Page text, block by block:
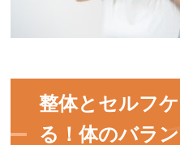
整体とセルフ
る！体のバラ